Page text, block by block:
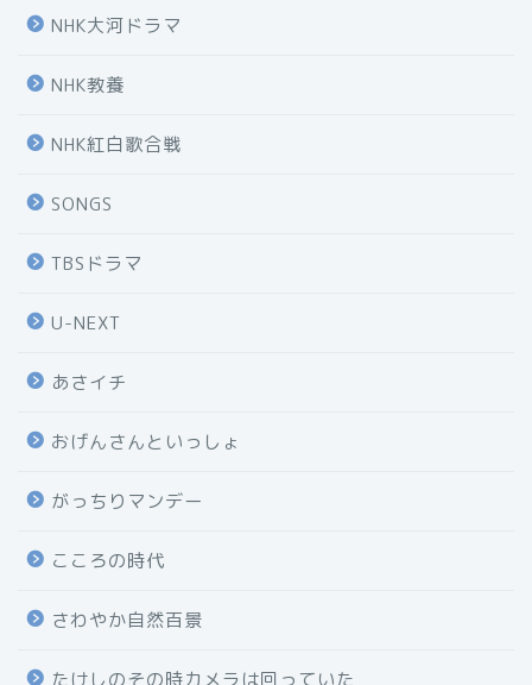
NHK大河ドラマ
NHK教養
NHK紅白歌合戦
SONGS
TBSドラマ
U-NEXT
あさイチ
おげんさんといっしょ
がっちりマンデー
こころの時代
さわやか自然百景